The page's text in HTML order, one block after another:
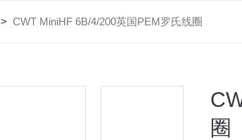
>CWT MiniHF 6B/4/200英国PEM罗氏线圈
圈